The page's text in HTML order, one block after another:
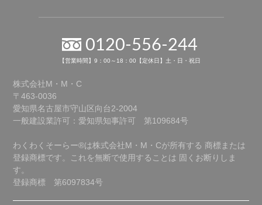
0120-556-244
【営業時間】9：00～18：00【定休日】土・日・祝日
株式会社M・M・C
〒463-0036
愛知県名古屋市守山区向台2-2004
一般建設業許可：愛知県知事許可 第109684号
わくわくそーらー®は株式会社M・M・Cが所有する 商標または
登録商標です。これを無断で使用することは 固くお断りしま
す。
登録商標 第6097834号